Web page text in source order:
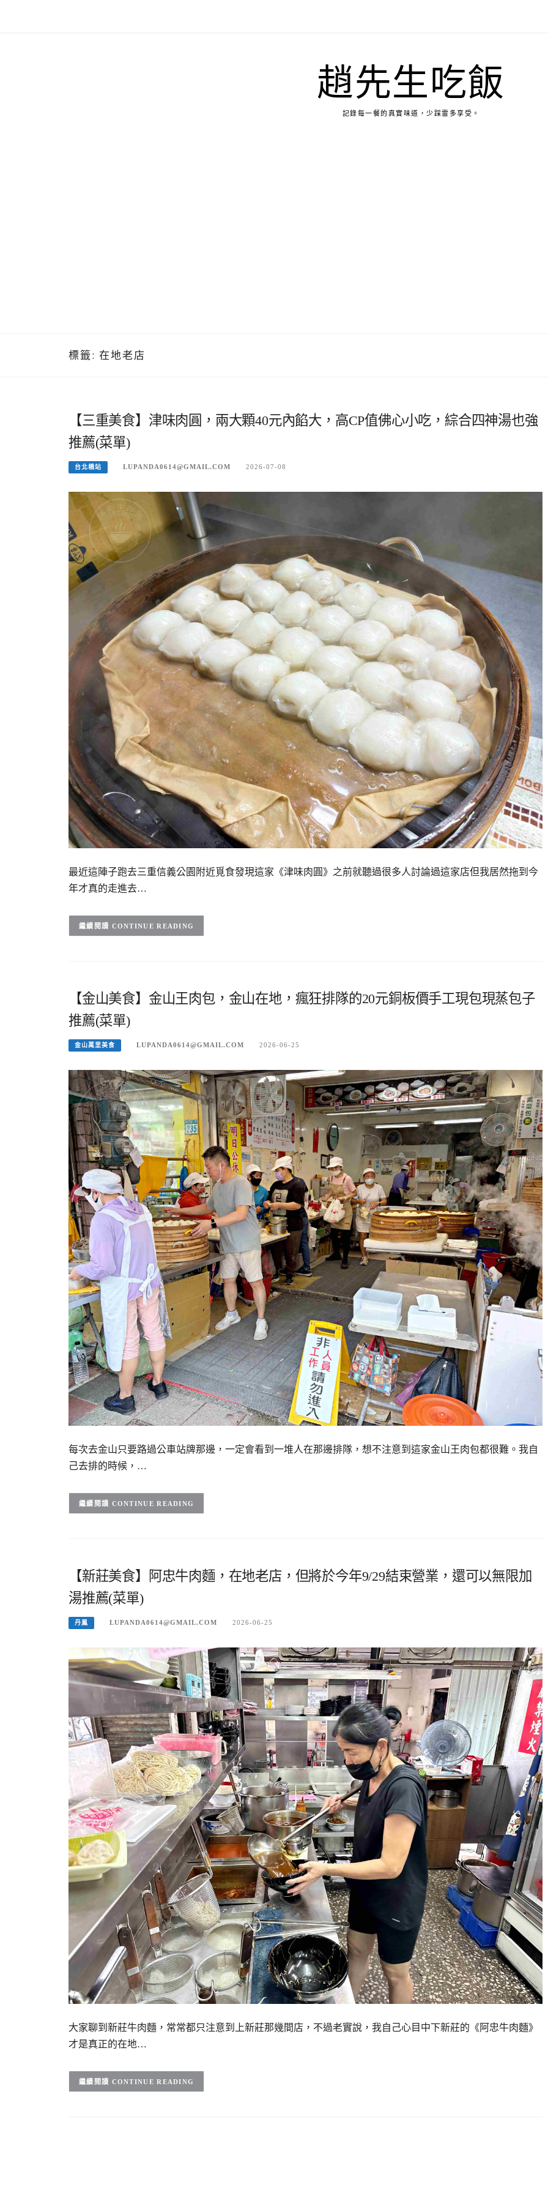
趙先生吃飯
記錄每一餐的真實味道，少踩雷多享受。
標籤: 在地老店
【三重美食】津味肉圓，兩大顆40元內餡大，高CP值佛心小吃，綜合四神湯也強
推薦(菜單)
台北橋站 LUPANDA0614@GMAIL.COM 2026-07-08
最近這陣子跑去三重信義公園附近覓食發現這家《津味肉圓》之前就聽過很多人討論過這家店但我居然拖到今
年才真的走進去…
CONTINUE READING
【金山美食】金山王肉包，金山在地，瘋狂排隊的20元銅板價手工現包現蒸包子
推薦(菜單)
金山萬里美食 LUPANDA0614@GMAIL.COM 2026-06-25
每次去金山只要路過公車站牌那邊，一定會看到一堆人在那邊排隊，想不注意到這家金山王肉包都很難。我自
己去排的時候，…
CONTINUE READING
【新莊美食】阿忠牛肉麵，在地老店，但將於今年9/29結束營業，還可以無限加
湯推薦(菜單)
丹鳳 LUPANDA0614@GMAIL.COM 2026-06-25
大家聊到新莊牛肉麵，常常都只注意到上新莊那幾間店，不過老實說，我自己心目中下新莊的《阿忠牛肉麵》
才是真正的在地…
CONTINUE READING